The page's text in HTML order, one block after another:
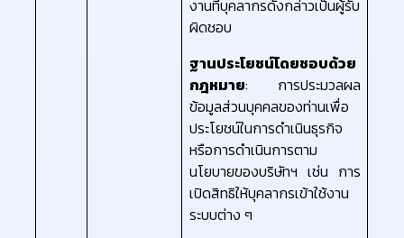
งานที่บุคลากรดังกล่าวเป็นผู้รับ
ผิดชอบ
ฐานประโยชน์โดยชอบด้วย
กฎหมาย: การประมวลผล
ข้อมูลส่วนบุคคลของท่านเพื่อ
ประโยชน์ในการดำเนินธุรกิจ
หรือการดำเนินการตาม
นโยบายของบริษัทฯ เช่น การ
เปิดสิทธิให้บุคลากรเข้าใช้งาน
ระบบต่าง ๆ